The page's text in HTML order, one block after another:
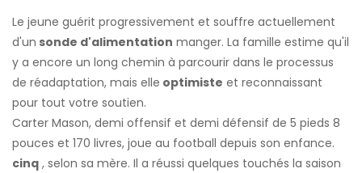
Le jeune guérit progressivement et souffre actuellement
d'un sonde d'alimentation manger. La famille estime qu'il
y a encore un long chemin à parcourir dans le processus
de réadaptation, mais elle optimiste et reconnaissant
pour tout votre soutien.
Carter Mason, demi offensif et demi défensif de 5 pieds 8
pouces et 170 livres, joue au football depuis son enfance.
cinq , selon sa mère. Il a réussi quelques touchés la saison